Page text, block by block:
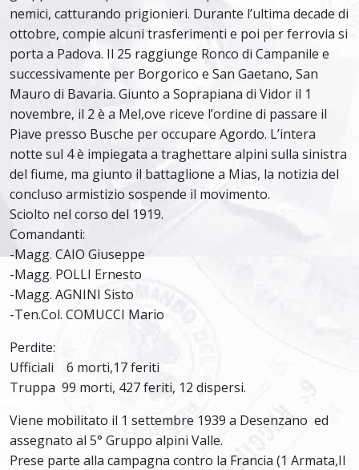
nemici, catturando prigionieri. Durante l’ultima decade di
ottobre, compie alcuni trasferimenti e poi per ferrovia si
porta a Padova. Il 25 raggiunge Ronco di Campanile e
successivamente per Borgorico e San Gaetano, San
Mauro di Bavaria. Giunto a Soprapiana di Vidor il 1
novembre, il 2 è a Mel,ove riceve l’ordine di passare il
Piave presso Busche per occupare Agordo. L’intera
notte sul 4 è impiegata a traghettare alpini sulla sinistra
del fiume, ma giunto il battaglione a Mias, la notizia del
concluso armistizio sospende il movimento.
Sciolto nel corso del 1919.
Comandanti:
-Magg. CAIO Giuseppe
-Magg. POLLI Ernesto
-Magg. AGNINI Sisto
-Ten.Col. COMUCCI Mario
Perdite:
Ufficiali 6 morti,17 feriti
Truppa 99 morti, 427 feriti, 12 dispersi.
Viene mobilitato il 1 settembre 1939 a Desenzano ed
assegnato al 5° Gruppo alpini Valle.
Prese parte alla campagna contro la Francia (1 Armata,II